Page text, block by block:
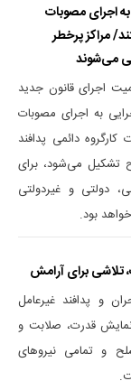
اجرای مصوبات
مراکز پرخطر
می‌شوند
اجرای قانون جدید
به اجرای مصوبات
دائمی پدافند
تشکیل می‌شود، برای
دولتی و غیردولتی
بود.
تلاشی برای آرامش
و پدافند غیرعامل
قدرت، صلابت و
و تمامی نیروهای